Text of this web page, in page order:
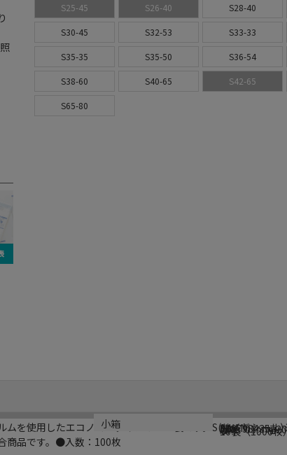
S25-45 S26-40 S28-40
S30-45 S32-53 S33-33
S35-35 S35-50 S36-54
S38-60 S40-65 S42-65
S65-80
を使用したエコノミータイプのOPP袋です。S(サイドシール
商品です。●入数：100枚
ブランド名
SWAN
メーカー品番
006798435
サイズ
厚0．03×幅
材質
OPP
生産国
タイ
小箱
10袋（1000枚